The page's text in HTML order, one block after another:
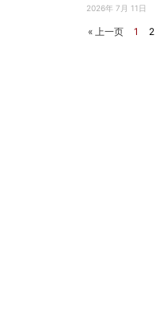
2026年 7月 11日
« 上一页 1 2